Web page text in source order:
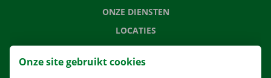
ONZE DIENSTEN
LOCATIES
APP
VERHUISOPLOSSINGEN
Onze site gebruikt cookies